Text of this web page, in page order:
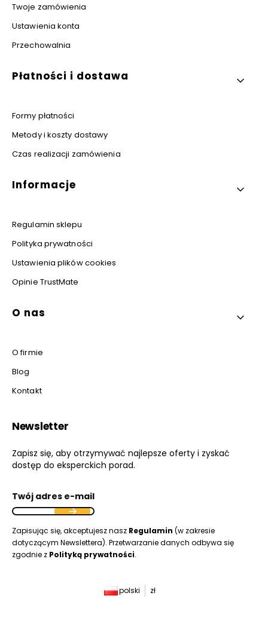
Twoje zamówienia
Ustawienia konta
Przechowalnia
Płatności i dostawa
Formy płatności
Metody i koszty dostawy
Czas realizacji zamówienia
Informacje
Regulamin sklepu
Polityka prywatności
Ustawienia plików cookies
Opinie TrustMate
O nas
O firmie
Blog
Kontakt
Newsletter
Zapisz się, aby otrzymywać najlepsze oferty i zyskać
dostęp do eksperckich porad.
Twój adres e-mail
Zapisując się, akceptujesz nasz Regulamin (w zakresie
dotyczącym Newslettera). Przetwarzanie danych odbywa się
zgodnie z Polityką prywatności.
polski zł